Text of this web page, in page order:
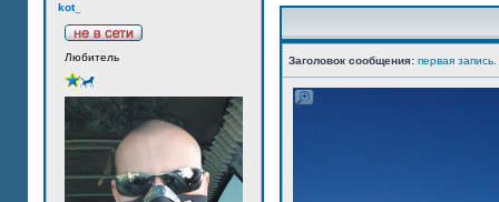
kot_
Любитель Заголовок сообщения: первая